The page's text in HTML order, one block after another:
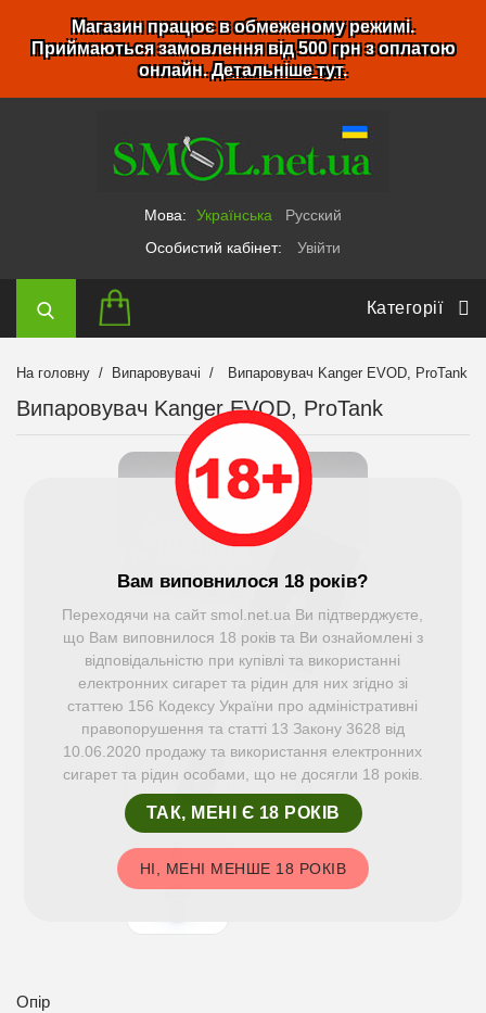
Магазин працює в обмеженому режимі.
Приймаються замовлення від 500 грн з оплатою
онлайн.Детальніше тут.
Мова: Українська
Русский
Особистий кабінет:
Увійти
Категорії
На головну Випаровувачі Випаровувач Kanger EVOD, ProTank
Випаровувач Kanger EVOD, ProTank
Опір
Вам виповнилося 18 років?
Переходячи на сайт smol.net.ua Ви підтверджуєте,
що Вам виповнилося 18 років та Ви ознайомлені з
відповідальністю при купівлі та використанні
електронних сигарет та рідин для них згідно зі
статтею 156 Кодексу України про адміністративні
правопорушення та статті 13 Закону 3628 від
10.06.2020 продажу та використання електронних
сигарет та рідин особами, що не досягли 18 років.
ТАК, МЕНІ Є 18 РОКІВ
НІ, МЕНІ МЕНШЕ 18 РОКІВ